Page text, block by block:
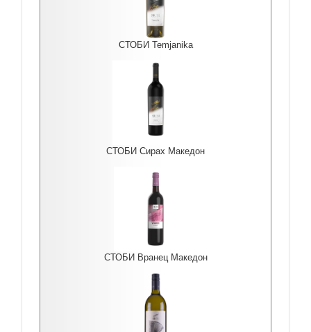
СТОБИ Temjanika
СТОБИ Сирах Македон
СТОБИ Вранец Македон